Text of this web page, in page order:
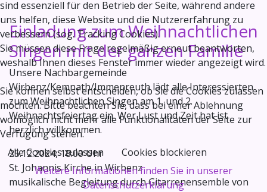
Einladung zum Weihnachtlichen
Singen mit der ganzen Familie
Unsere Nachbargemeinde
Wirbenz/Kemnath/Immenreuth lädt alle Interessierten
zum Weihnachtlichen Singen am 1. und 2.
Weihnachtsfeiertag ein. Wer Lust und Zeit hat ist
herzlich willkommen.
25.12.2024, 18:00 Uhr
St. Johannis Kirche in Wirbenz
musikalische Begleitung durch Gitarrenensemble von
sind essenziell für den Betrieb der Seite, während andere
uns helfen, diese Website und die Nutzererfahrung zu
verbessern (sog. Tracking Cookies).
Sie müssen diese Frage regelmäßig erneut beantworten,
weshalb Ihnen dieses Fenster immer wieder angezeigt wird.
Sie können selbst entscheiden, ob Sie die Cookies zulassen
möchten. Bitte beachten Sie, dass bei einer Ablehnung
womöglich nicht mehr alle Funktionalitäten der Seite zur
Verfügung stehen.
Alle Cookies zulassen
Cookies blockieren
Weitere Informationen finden Sie in unserer
Datenschutzerklärung